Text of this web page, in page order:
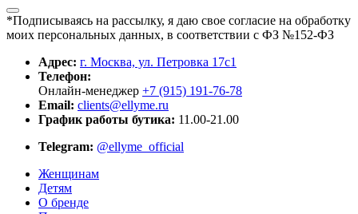
*Подписываясь на рассылку, я даю свое согласие на обработку
моих персональных данных, в соответствии с ФЗ №152-ФЗ
Адрес: г. Москва, ул. Петровка 17с1
Телефон:
Онлайн-менеджер +7 (915) 191-76-78
Email: clients@ellyme.ru
График работы бутика: 11.00-21.00
Telegram: @ellyme_official
Женщинам
Детям
О бренде